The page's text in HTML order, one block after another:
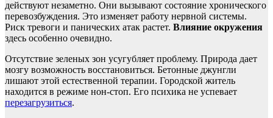
действуют незаметно. Они вызывают состояние хронического
перевозбуждения. Это изменяет работу нервной системы.
Риск тревоги и панических атак растет. Влияние окружения
здесь особенно очевидно.
Отсутствие зеленых зон усугубляет проблему. Природа дает
мозгу возможность восстановиться. Бетонные джунгли
лишают этой естественной терапии. Городской житель
находится в режиме нон-стоп. Его психика не успевает
перезагрузиться.